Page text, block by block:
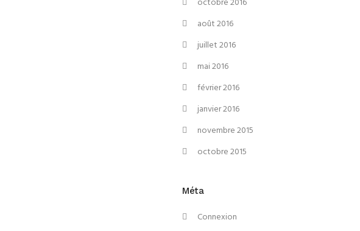
octobre 2016
août 2016
juillet 2016
mai 2016
février 2016
janvier 2016
novembre 2015
octobre 2015
Méta
Connexion